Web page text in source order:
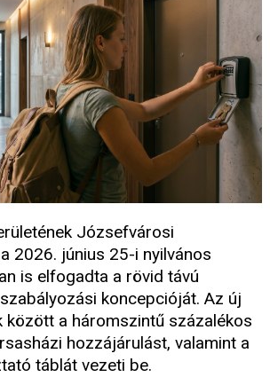
Józsefvárosi
2026. június 25-i nyilvános
is elfogadta a rövid távú
koncepcióját. Az új
között a háromszintű százalékos
hozzájárulást, valamint a
táblát vezeti be.